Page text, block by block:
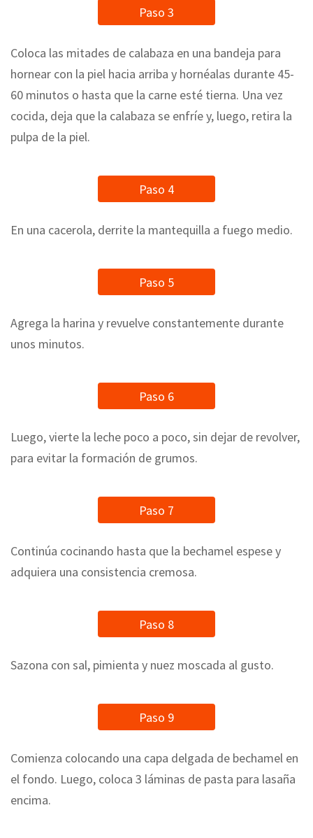
Paso 3
Coloca las mitades de calabaza en una bandeja para
hornear con la piel hacia arriba y hornéalas durante 45-
60 minutos o hasta que la carne esté tierna. Una vez
cocida, deja que la calabaza se enfríe y, luego, retira la
pulpa de la piel.
Paso 4
En una cacerola, derrite la mantequilla a fuego medio.
Paso 5
Agrega la harina y revuelve constantemente durante
unos minutos.
Paso 6
Luego, vierte la leche poco a poco, sin dejar de revolver,
para evitar la formación de grumos.
Paso 7
Continúa cocinando hasta que la bechamel espese y
adquiera una consistencia cremosa.
Paso 8
Sazona con sal, pimienta y nuez moscada al gusto.
Paso 9
Comienza colocando una capa delgada de bechamel en
el fondo. Luego, coloca 3 láminas de pasta para lasaña
encima.